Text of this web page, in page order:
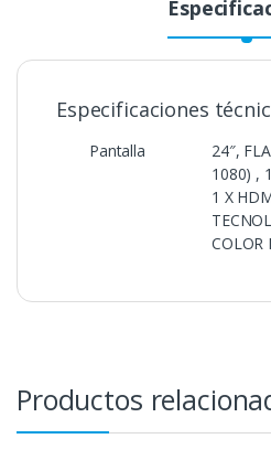
Especificaciones
Pantalla
24″,
1080) ,
1 X
COLOR
Productos